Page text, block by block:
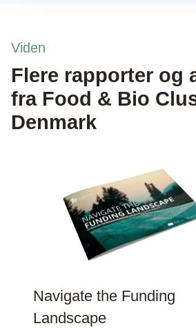
Viden
Flere rapporter og
fra Food & Bio
Denmark
Navigate the Funding
Landscape